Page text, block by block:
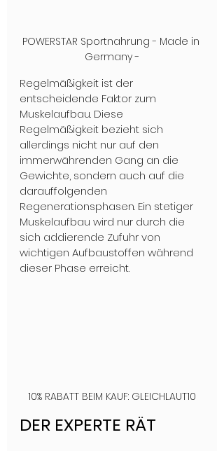
POWERSTAR Sportnahrung - Made in
Germany -
Regelmäßigkeit ist der
entscheidende Faktor zum
Muskelaufbau. Diese
Regelmäßigkeit bezieht sich
allerdings nicht nur auf den
immerwährenden Gang an die
Gewichte, sondern auch auf die
darauffolgenden
Regenerationsphasen. Ein stetiger
Muskelaufbau wird nur durch die
sich addierende Zufuhr von
wichtigen Aufbaustoffen während
dieser Phase erreicht.
10% RABATT BEIM KAUF: GLEICHLAUT10
DER EXPERTE RÄT